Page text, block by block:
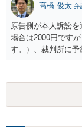
髙橋 俊太 弁
原告側が本人訴訟
場合は2000円です
す。）、裁判所に
書類郵送代（通信
合には、上記に加